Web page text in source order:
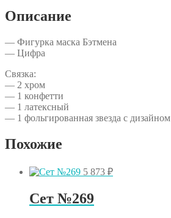
Описание
— Фигурка маска Бэтмена
— Цифра
Связка:
— 2 хром
— 1 конфетти
— 1 латексный
— 1 фольгированная звезда с дизайном
Похожие
5 873 ₽
Сет №269